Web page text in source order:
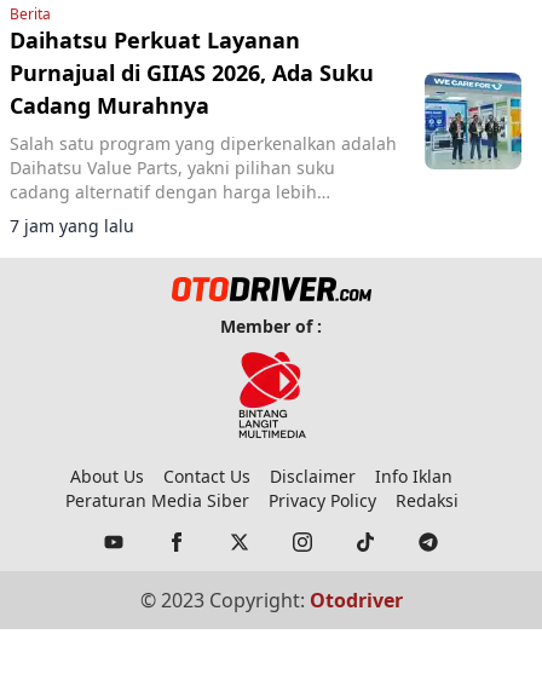
Berita
Daihatsu Perkuat Layanan
Purnajual di GIIAS 2026, Ada Suku
Cadang Murahnya
Salah satu program yang diperkenalkan adalah
Daihatsu Value Parts, yakni pilihan suku
cadang alternatif dengan harga lebih
terjangkau.
7 jam yang lalu
Member of :
About Us Contact Us Disclaimer
Info Iklan
Peraturan Media Siber
Privacy Policy Redaksi
© 2023 Copyright: Otodriver